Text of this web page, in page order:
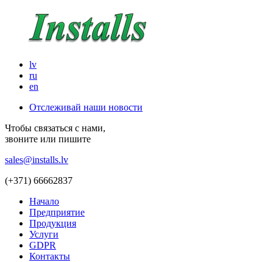
lv
ru
en
Отслеживай наши новости
Чтобы связаться с нами,
звоните или пишите
sales@installs.lv
(+371) 66662837
Начало
Предприятие
Продукция
Услуги
GDPR
Контакты